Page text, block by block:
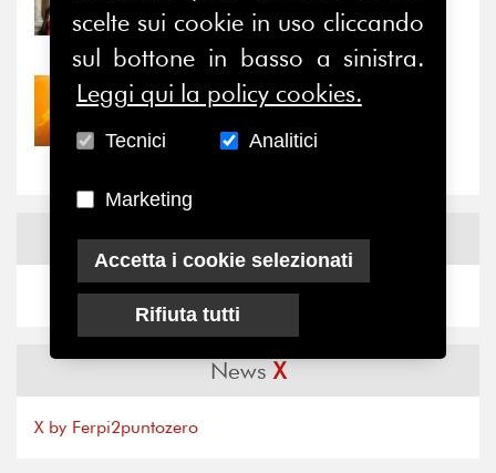
Prima della pausa estiva,
il valore di...
30/07/2026
“grande cecità”: la...
NewsFacebook
NewsX
X by Ferpi2puntozero
scelte sui cookie in uso cliccando
sul bottone in basso a sinistra.
Leggi qui la policy cookies.
Tecnici Analitici
Marketing
Accetta i cookie selezionati
Rifiuta tutti